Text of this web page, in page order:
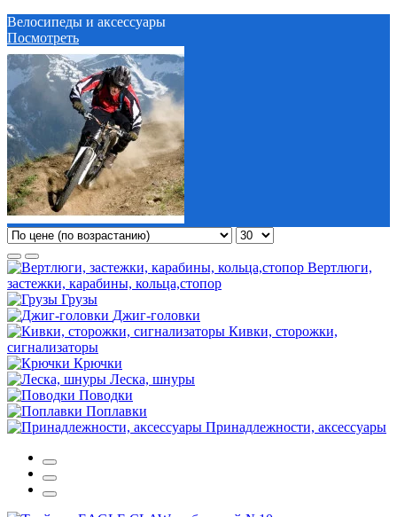
Велосипеды и аксессуары
Посмотреть
Вертлюги,
застежки, карабины, кольца,стопор
Грузы
Джиг-головки
Кивки, сторожки,
сигнализаторы
Крючки
Леска, шнуры
Поводки
Поплавки
Принадлежности, аксессуары